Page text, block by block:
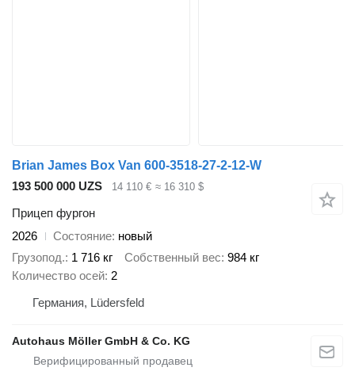
Brian James Box Van 600-3518-27-2-12-W
193 500 000 UZS
14 110 € ≈ 16 310 $
Прицеп фургон
2026
Состояние новый
Грузопод. 1 716 кг Собственный вес 984 кг
Количество осей 2
Германия, Lüdersfeld
Autohaus Möller GmbH & Co. KG